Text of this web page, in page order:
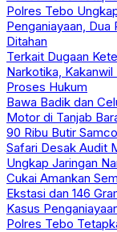
Polres Tebo
Penganiayaan,
Ditahan
Terkait Dugaan
Narkotika,
Proses Hukum
Bawa Badik dan
Motor di Tanjab
90 Ribu Butir
Safari Desak Audit
Ungkap Jaringan
Cukai Amankan
Ekstasi dan 146
Kasus
Polres Tebo